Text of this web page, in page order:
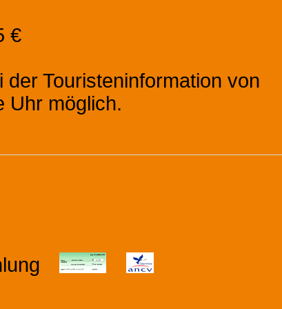
€
Touristeninformation von
Uhr möglich.